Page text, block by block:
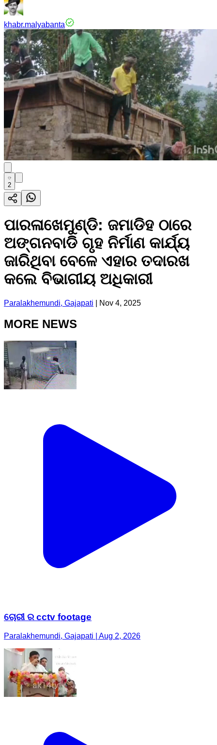
khabr.malyabanta
2
ପାରଳାଖେମୁଣ୍ଡି: ଜମାଡିହ ଠାରେ
ଅଙ୍ଗନବାଡି ଗୃହ ନିର୍ମାଣ କାର୍ଯ୍ୟ
ଜାରିଥିବା ବେଳେ ଏହାର ତଦାରଖ
କଲେ ବିଭାଗୀୟ ଅଧିକାରୀ
Paralakhemundi, Gajapati Nov 4, 2025
MORE NEWS
ଚୋରୀ ର cctv footage
Paralakhemundi, Gajapati | Aug 2, 2026